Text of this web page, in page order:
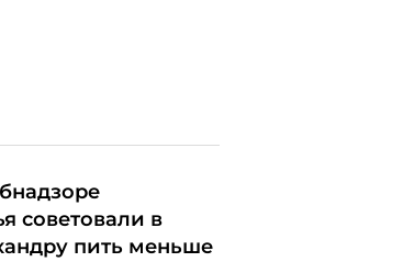
советовали в
пить меньше